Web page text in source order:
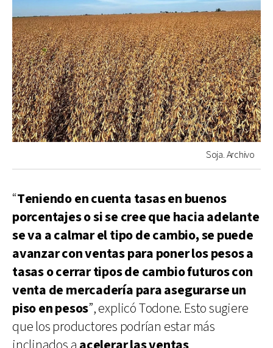
Soja. Archivo
“Teniendo en cuenta tasas en buenos
porcentajes o si se cree que hacia adelante
se va a calmar el tipo de cambio, se puede
avanzar con ventas para poner los pesos a
tasas o cerrar tipos de cambio futuros con
venta de mercadería para asegurarse un
piso en pesos”, explicó Todone. Esto sugiere
que los productores podrían estar más